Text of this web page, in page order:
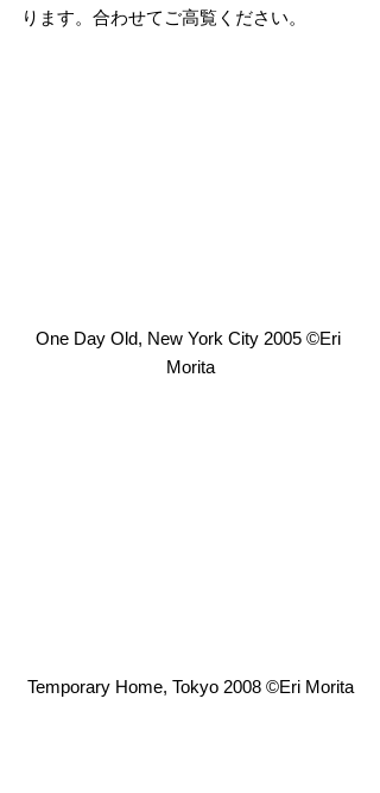
ります。合わせてご高覧ください。
One Day Old, New York City 2005 ©️Eri
Morita
Temporary Home, Tokyo 2008 ©️Eri Morita